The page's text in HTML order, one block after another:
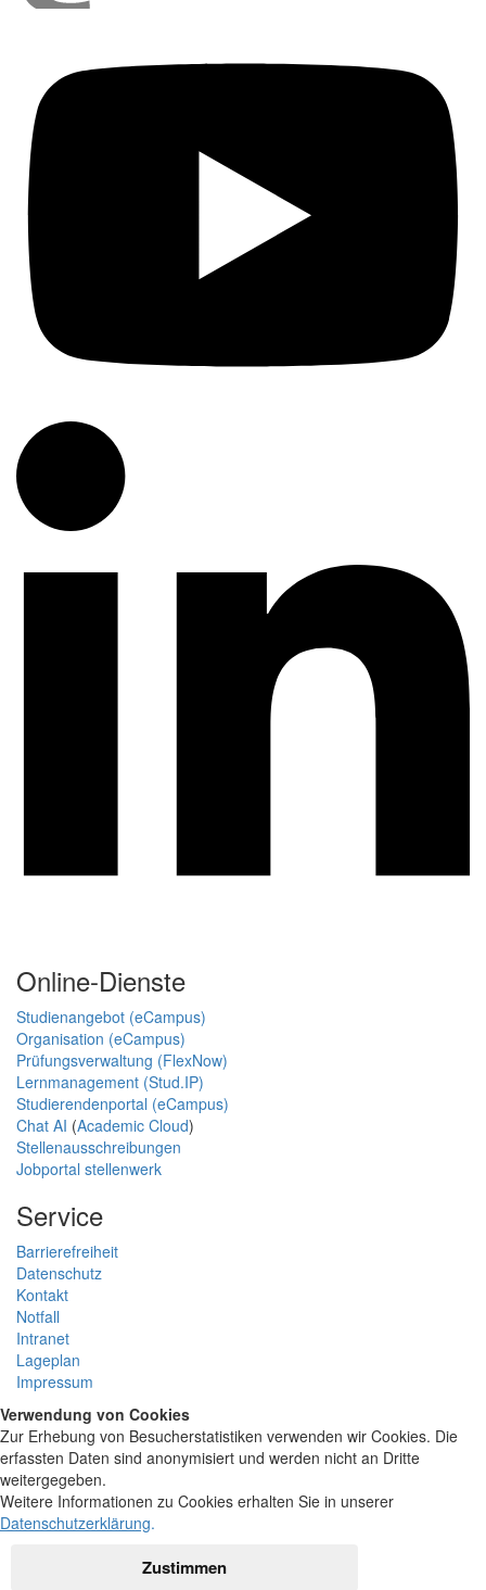
Online-Dienste
Studienangebot (eCampus)
Organisation (eCampus)
Prüfungsverwaltung (FlexNow)
Lernmanagement (Stud.IP)
Studierendenportal (eCampus)
Chat AI (Academic Cloud)
Stellenausschreibungen
Jobportal stellenwerk
Service
Barrierefreiheit
Datenschutz
Kontakt
Notfall
Intranet
Lageplan
Impressum
Verwendung von Cookies
Zur Erhebung von Besucherstatistiken verwenden wir Cookies. Die
erfassten Daten sind anonymisiert und werden nicht an Dritte
weitergegeben.
Weitere Informationen zu Cookies erhalten Sie in unserer
Datenschutzerklärung.
Zustimmen